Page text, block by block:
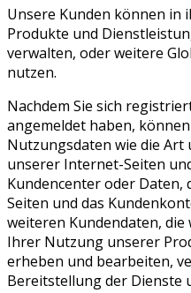
Unsere Kunden können in
Produkte und
verwalten, oder weitere
nutzen.
Nachdem Sie sich
angemeldet haben,
Nutzungsdaten wie die
unserer Internet-Seiten
Kundencenter oder Daten,
Seiten und das
weiteren Kundendaten,
Ihrer Nutzung unserer
erheben und bearbeiten,
Bereitstellung der Dienste